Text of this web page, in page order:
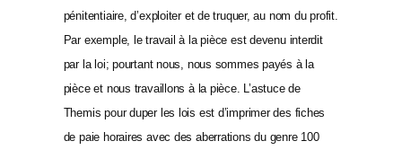
pénitentiaire, d’exploiter et de truquer, au nom du profit.
Par exemple, le travail à la pièce est devenu interdit
par la loi; pourtant nous, nous sommes payés à la
pièce et nous travaillons à la pièce. L’astuce de
Themis pour duper les lois est d’imprimer des fiches
de paie horaires avec des aberrations du genre 100